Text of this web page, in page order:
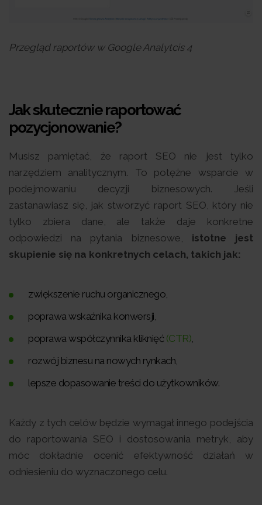
Przegląd raportów w Google Analytcis 4
Jak skutecznie raportować
pozycjonowanie?
Musisz pamiętać, że raport SEO nie jest tylko
narzędziem analitycznym. To potężne wsparcie w
podejmowaniu decyzji biznesowych. Jeśli
zastanawiasz się, jak stworzyć raport SEO, który nie
tylko zbiera dane, ale także daje konkretne
odpowiedzi na pytania biznesowe, istotne jest
skupienie się na konkretnych celach, takich jak:
zwiększenie ruchu organicznego,
poprawa wskaźnika konwersji,
poprawa współczynnika kliknięć (CTR),
rozwój biznesu na nowych rynkach,
lepsze dopasowanie treści do użytkowników.
Każdy z tych celów będzie wymagał innego podejścia
do raportowania SEO i dostosowania metryk, aby
móc dokładnie ocenić efektywność działań w
odniesieniu do wyznaczonego celu.